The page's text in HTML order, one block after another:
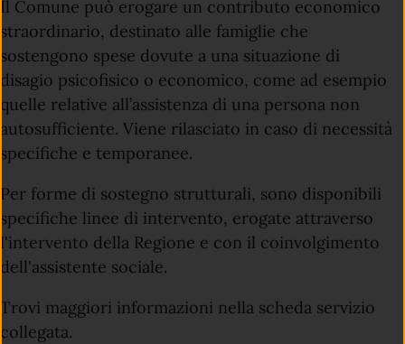
Il Comune può erogare un contributo economico
straordinario, destinato alle famiglie che
sostengono spese dovute a una situazione di
disagio psicofisico o economico, come ad esempio
quelle relative all’assistenza di una persona non
autosufficiente. Viene rilasciato in caso di necessità
specifiche e temporanee.
Per forme di sostegno strutturali, sono disponibili
specifiche linee di intervento, erogate attraverso
l'intervento della Regione e con il coinvolgimento
dell'assistente sociale.
Trovi maggiori informazioni nella scheda servizio
collegata.